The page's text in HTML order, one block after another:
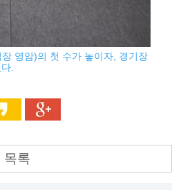
영암)의 첫 수가 놓이자, 경기장
.
목록